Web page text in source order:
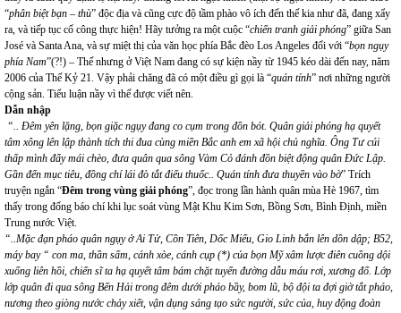
“phân biệt bạn – thù” độc địa và cũng cực độ tầm phào vô ích đến thế kia như đã, đang xẩy
ra, và tiếp tục cố công thực hiện! Hãy tưởng ra một cuộc “chiến tranh giải phóng” giữa San
José và Santa Ana, và sự miệt thị của văn học phía Bắc đèo Los Angeles đối với “bọn ngụy
phía Nam”(?!) – Thế nhưng ở Việt Nam đang có sự kiện nầy từ 1945 kéo dài đến nay, năm
2006 của Thế Kỷ 21. Vậy phải chăng đã có một điều gì gọi là “quán tính” nơi những người
cộng sản. Tiểu luận nầy vì thế được viết nên.
Dẫn nhập
“.. Đêm yên lặng, bọn giặc ngụy đang co cụm trong đồn bót. Quân giải phóng hạ quyết
tâm xông lên lập thành tích thi đua cùng miền Bắc anh em xã hội chủ nghĩa. Ông Tư cúi
thấp mình đẩy mái chèo, đưa quân qua sông Vàm Cỏ đánh đồn biệt động quân Đức Lập.
Gần đến mục tiêu, đồng chí lái đò tắt điếu thuốc.. Quán tính đưa thuyền vào bờ” Trích
truyện ngắn “Đêm trong vùng giải phóng”, đọc trong lần hành quân mùa Hè 1967, tìm
thấy trong đống báo chí khi lục soát vùng Mật Khu Kim Sơn, Bồng Sơn, Bình Định, miền
Trung nước Việt.
“..Mặc đạn pháo quân ngụy ở Ai Tử, Cồn Tiên, Dốc Miếu, Gio Linh bắn lên dồn dập; B52,
máy bay “ con ma, thần sấm, cánh xòe, cánh cụp (*) của bọn Mỹ xâm lược điên cuồng dội
xuống liên hồi, chiến sĩ ta hạ quyết tâm bám chặt tuyến đường dẫu máu rơi, xương đổ. Lớp
lớp quân đi qua sông Bến Hải trong đêm dưới pháo bầy, bom lũ, bộ đội ta đợi giờ tắt pháo,
nương theo giòng nước chảy xiết, vận dụng sáng tạo sức người, sức của, huy động đoàn